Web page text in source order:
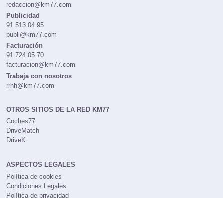
redaccion@km77.com
Publicidad
91 513 04 95
publi@km77.com
Facturación
91 724 05 70
facturacion@km77.com
Trabaja con nosotros
rrhh@km77.com
OTROS SITIOS DE LA RED KM77
Coches77
DriveMatch
DriveK
ASPECTOS LEGALES
Política de cookies
Condiciones Legales
Política de privacidad